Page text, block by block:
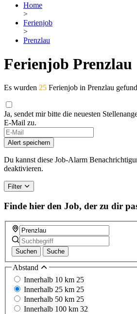
Home
>
Ferienjob
>
Prenzlau
Ferienjob Prenzlau
Es wurden 25 Ferienjob in Prenzlau
Ja, sendet mir bitte die neuesten
E-Mail zu.
If
you
are
a
human,
this
field
Alert speichern
Du kannst diese Job-Alarm
deaktivieren.
Filter
Finde hier den Job, der zu dir
Suchen Suche
Abstand
Innerhalb 10 km 25
Innerhalb 25 km 25
Innerhalb 50 km 25
Innerhalb 100 km 32